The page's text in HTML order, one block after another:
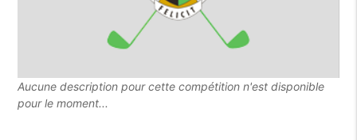
Aucune description pour cette compétition n'est disponible
pour le moment...